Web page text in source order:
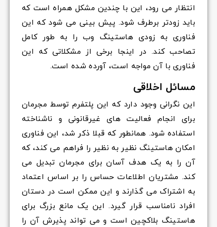
انتظار می رود، این با چندین مشکل همراه است که
باید زودتر برطرف شود. پیش بینی می شود که این
فناوری به زودی هاستینگ وب را به طور کامل
تصاحب کند. در اینجا برخی از مشکلاتی که این
فناوری با آن مواجه است، آورده شده است.
مسائل اخلاقی
این نگرانی وجود دارد که این پلتفرم توسط مجرمان
برای انجام فعالیت های غیرقانونی و ناشناخته
استفاده شود. همانطور که قبلا ذکر شد، این فناوری
امکان هاستینگ نظیر به نظیر را فراهم می کند، که
آن را به یک هدف آسان برای مجرمان تبدیل می
کند. مشتریان اطلاعات حساس را بر اساس اعتماد
به اشتراک می گذارند و این ممکن است در دستان
افراد نامناسب قرار گیرد. این یک مانع بزرگ برای
هاستینگ بلاکچین است و می تواند پذیرش آن را